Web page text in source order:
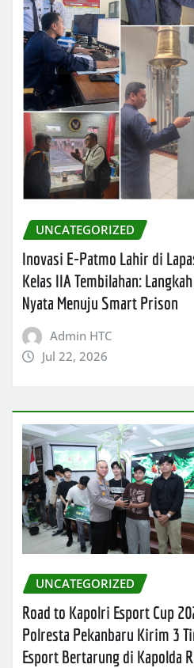
UNCATEGORIZED
Inovasi E-Patmo Lahir di
Kelas IIA Tembilahan: Langkah
Nyata Menuju Smart Prison
Admin HTC
Jul 22, 2026
UNCATEGORIZED
Road to Kapolri Esport Cup
Polresta Pekanbaru Kirim 3
Esport Bertarung di Kapolda